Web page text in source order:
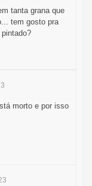
tanta grana que
tem gosto pra
morto e por isso